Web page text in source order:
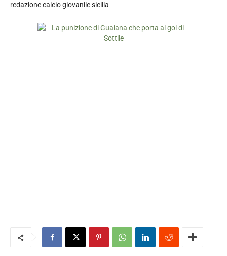
redazione calcio giovanile sicilia